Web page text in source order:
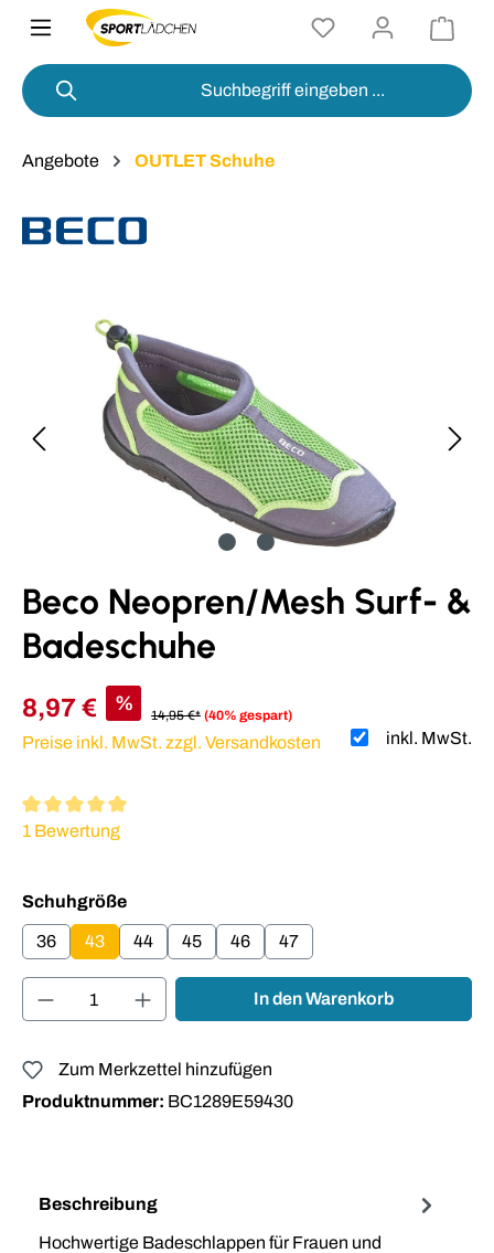
springen
Angebote OUTLET Schuhe
Bildergalerie überspringen
Beco Neopren/Mesh Surf- &
Badeschuhe
8,97 € %
14,95 €* (40% gespart)
inkl. MwSt.
Preise inkl. MwSt. zzgl. Versandkosten
Durchschnittliche Bewertung von 5 von 5 Sternen
1 Bewertung
Schuhgrößeauswählen
36 43 44 45 46 47
Produkt Anzahl: Gib den gewünschten
In den Warenkorb
Zum Merkzettel hinzufügen
Produktnummer: BC1289E59430
Beschreibung
Hochwertige Badeschlappen für Frauen und